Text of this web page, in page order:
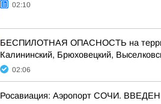
02:10
БЕСПИЛОТНАЯ ОПАСНОСТЬ на
Калининский, Брюховецкий,
02:06
Росавиация: Аэропорт СОЧИ.